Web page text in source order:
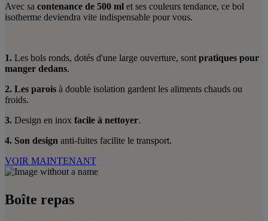
Avec sa contenance de 500 ml et ses couleurs tendance, ce bol
isotherme deviendra vite indispensable pour vous.
1. Les bols ronds, dotés d'une large ouverture, sont pratiques pour
manger dedans.
2. Les parois à double isolation gardent les aliments chauds ou
froids.
3. Design en inox facile à nettoyer.
4. Son design anti-fuites facilite le transport.
VOIR MAINTENANT
Boîte repas